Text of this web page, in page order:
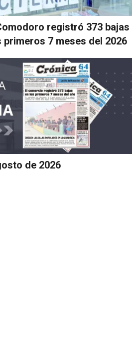
registró 373 bajas
primeros 7 meses del 2026
de 2026